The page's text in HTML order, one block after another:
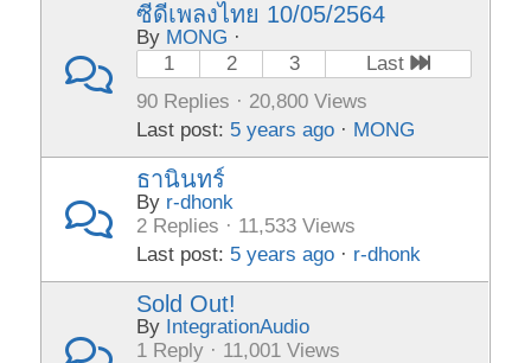
ซีดีเพลงไทย 10/05/2564
By MONG ·
1
2 3
Last
90 Replies · 20,800 Views
Last post: 5 years ago · MONG
ธานินทร์
By r-dhonk
2 Replies · 11,533 Views
Last post: 5 years ago · r-dhonk
Sold Out!
By IntegrationAudio
1 Reply · 11,001 Views